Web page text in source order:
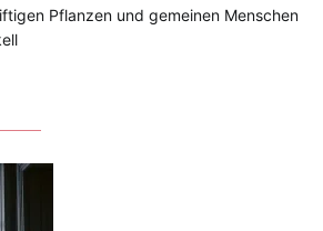
Pflanzen und gemeinen Menschen